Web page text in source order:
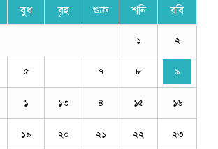
বুধ বৃহ শুক্র শনি রবি
১ ২
৫ ৭ ৮ ৯
১ ১৩ ৪ ১৫ ১৬
১৯ ২০ ২১ ২২ ২৩